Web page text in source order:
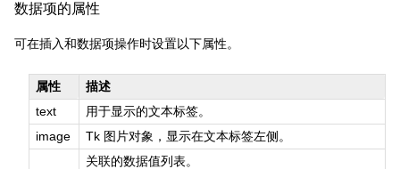
数据项的属性
可在插入和数据项操作时设置以下属性。
属性
描述
text
用于显示的文本标签。
image
Tk 图片对象，显示在文本标签左侧。
关联的数据值列表。